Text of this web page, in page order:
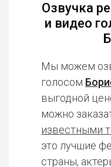
Озвучка
и видео
Мы можем
голосом
выгодной
можно
известными
это лучшие
страны,